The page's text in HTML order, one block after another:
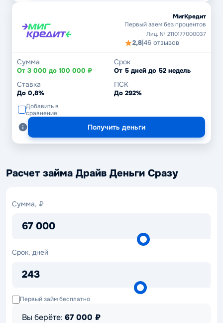
МигКредит
Первый заем без процентов
Лиц. № 2110177000037
2,8|46 отзывов
Сумма
От 3 000 до 100 000 ₽
Срок
От 5 дней до 52 недель
Ставка
До 0,8%
ПСК
До 292%
Добавить в
сравнение
Получить деньги
Расчет займа Драйв Деньги Сразу
Сумма, ₽
67 000
Сумма,
Срок, дней
243
Срок,
Первый займ бесплатно
Вы берёте: 67 000 ₽